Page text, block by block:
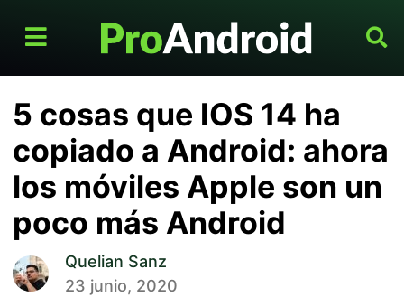
5 cosas que IOS 14 ha
copiado a Android: ahora
los móviles Apple son un
poco más Android
Quelian Sanz
23 junio, 2020